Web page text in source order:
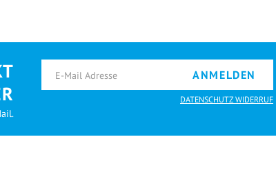
ANMELDEN
DATENSCHUTZ WIDERRUF